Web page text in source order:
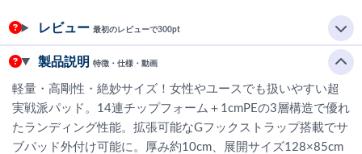
レビュー 最初のレビューで300pt
製品説明 特徴・仕様・動画
軽量・高剛性・絶妙サイズ！女性やユースでも扱いやすい超
実戦派パッド。14連チップフォーム＋1cmPEの3層構造で優れ
たランディング性能。拡張可能なGフックストラップ搭載でサ
ブパッド外付け可能に。厚み約10cm、展開サイズ128×85cm